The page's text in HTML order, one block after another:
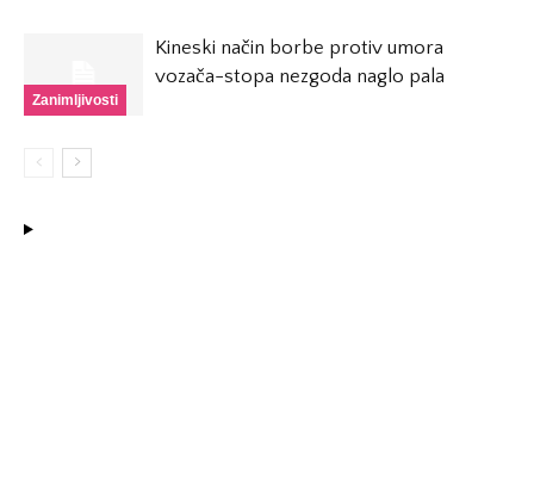
Zanimljivosti
Kineski način borbe protiv umora
vozača-stopa nezgoda naglo pala